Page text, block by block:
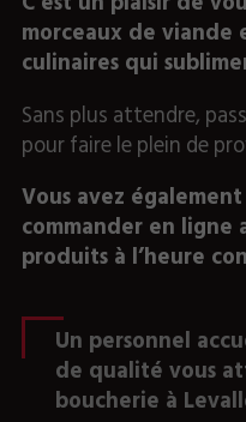
morceaux de viande
culinaires qui
Sans plus attendre,
pour faire le plein de
Vous avez
commander en ligne
produits à l’heure
Un personnel
de qualité vous
boucherie à